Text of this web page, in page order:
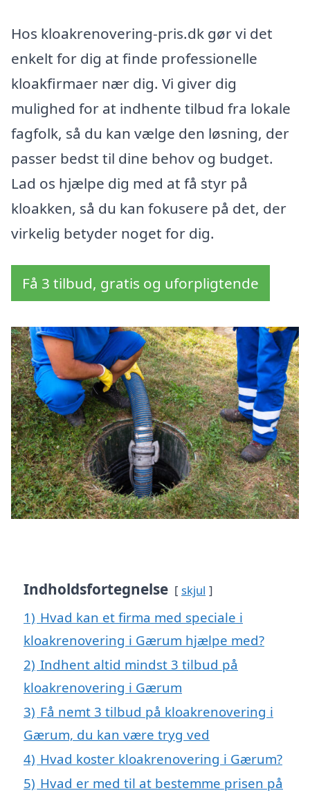
Hos kloakrenovering-pris.dk gør vi det
enkelt for dig at finde professionelle
kloakfirmaer nær dig. Vi giver dig
mulighed for at indhente tilbud fra lokale
fagfolk, så du kan vælge den løsning, der
passer bedst til dine behov og budget.
Lad os hjælpe dig med at få styr på
kloakken, så du kan fokusere på det, der
virkelig betyder noget for dig.
Få 3 tilbud, gratis og uforpligtende
Indholdsfortegnelse skjul
1) Hvad kan et firma med speciale i
kloakrenovering i Gærum hjælpe med?
2) Indhent altid mindst 3 tilbud på
kloakrenovering i Gærum
3) Få nemt 3 tilbud på kloakrenovering i
Gærum, du kan være tryg ved
4) Hvad koster kloakrenovering i Gærum?
5) Hvad er med til at bestemme prisen på